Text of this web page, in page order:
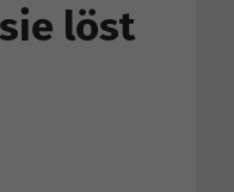
löst